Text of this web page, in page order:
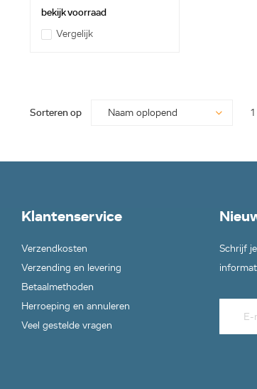
bekijk voorraad
Vergelijk
Sorteren op
Klantenservice
Verzendkosten
Verzending en levering
Betaalmethoden
Herroeping en annuleren
Veel gestelde vragen
Schrijf